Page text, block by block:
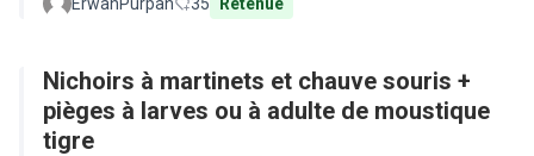
Nichoirs à martinets et chauve souris +
pièges à larves ou à adulte de moustique
tigre